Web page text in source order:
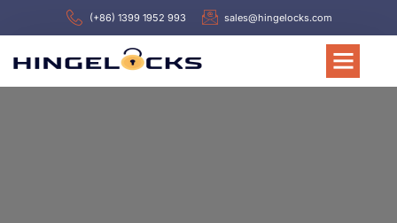
(+86) 1399 1952 993 sales@hingelocks.com